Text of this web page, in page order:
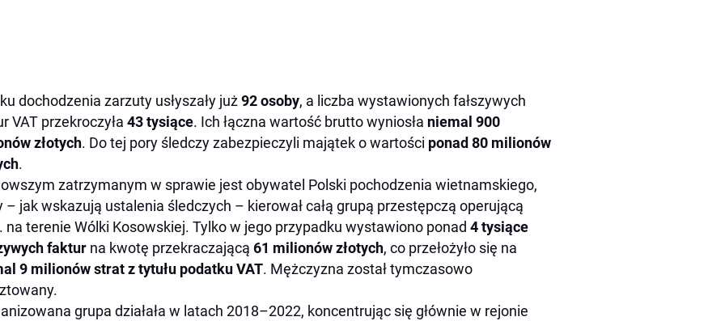
dochodzenia zarzuty usłyszały już92 osoby, a liczba wystawionych fałszywych
VAT przekroczyła 43 tysiące. Ich łączna wartość brutto wyniosła niemal 900
złotych. Do tej pory śledczy zabezpieczyli majątek o wartości ponad 80 milionów
.
zatrzymanym w sprawie jest obywatel Polski pochodzenia wietnamskiego,
– jak wskazują ustalenia śledczych – kierował całą grupą przestępczą operującą
na terenie Wólki Kosowskiej. Tylko w jego przypadku wystawiono ponad 4 tysiące
faktur na kwotę przekraczającą 61 milionów złotych, co przełożyło się na
9 milionów strat z tytułu podatku VAT. Mężczyzna został tymczasowo
grupa działała w latach 2018–2022, koncentrując się głównie w rejonie